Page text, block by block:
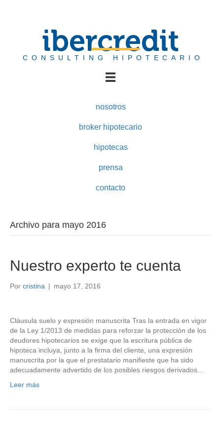
ibercredit
CONSULTING HIPOTECARIO
nosotros
broker hipotecario
hipotecas
prensa
contacto
Archivo para mayo 2016
Nuestro experto te cuenta
Por cristina | mayo 17, 2016
Cláusula suelo y expresión manuscrita Tras la entrada en vigor
de la Ley 1/2013 de medidas para reforzar la protección de los
deudores hipotecarios se exige que la escritura pública de
hipoteca incluya, junto a la firma del cliente, una expresión
manuscrita por la que el prestatario manifieste que ha sido
adecuadamente advertido de los posibles riesgos derivados…
Leer más